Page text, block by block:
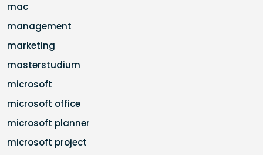
mac
management
marketing
masterstudium
microsoft
microsoft office
microsoft planner
microsoft project